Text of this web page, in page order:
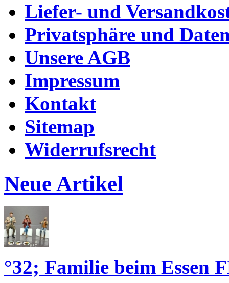
Liefer- und
Privatsphäre und
Unsere AGB
Impressum
Kontakt
Sitemap
Widerrufsrecht
Neue Artikel
°32; Familie beim Essen